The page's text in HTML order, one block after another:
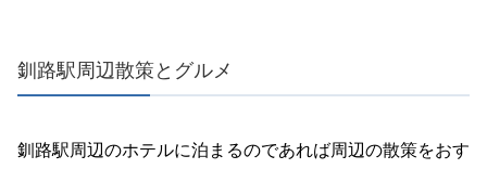
釧路駅周辺散策とグルメ
釧路駅周辺のホテルに泊まるのであれば周辺の散策をおす